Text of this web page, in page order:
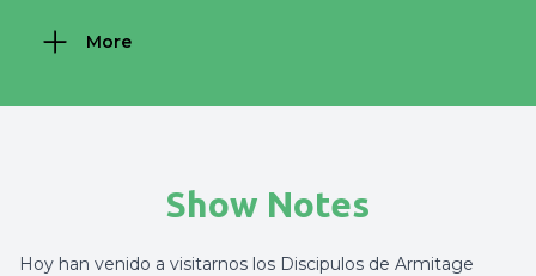
More
Show Notes
Hoy han venido a visitarnos los Discipulos de Armitage